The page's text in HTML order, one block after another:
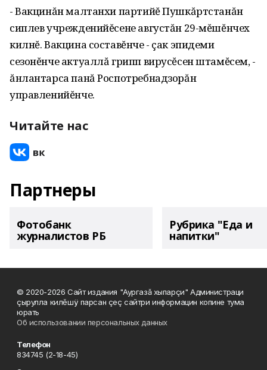
- Вакцинăн малтанхи партийĕ Пушкăртстанăн
сиплев учрежденийĕсене августăн 29-мĕшĕнчех
килнĕ. Вакцина составĕнче - çак эпидеми
сезонĕнче актуаллă грипп вирусĕсен штамĕсем, -
ăнлантарса панă Роспотребнадзорăн
управленийĕнче.
Читайте нас
Партнеры
Фотобанк
журналистов РБ
Рубрика "Еда и
напитки"
© 2020-2026 Сайт издания "Аургазă хыпарçи" Администраци
çырулла килĕшÿ парсан çеç сайтри информацин копине тума
юрать
Об использовании персональных данных
Телефон
834745 (2-18-45)